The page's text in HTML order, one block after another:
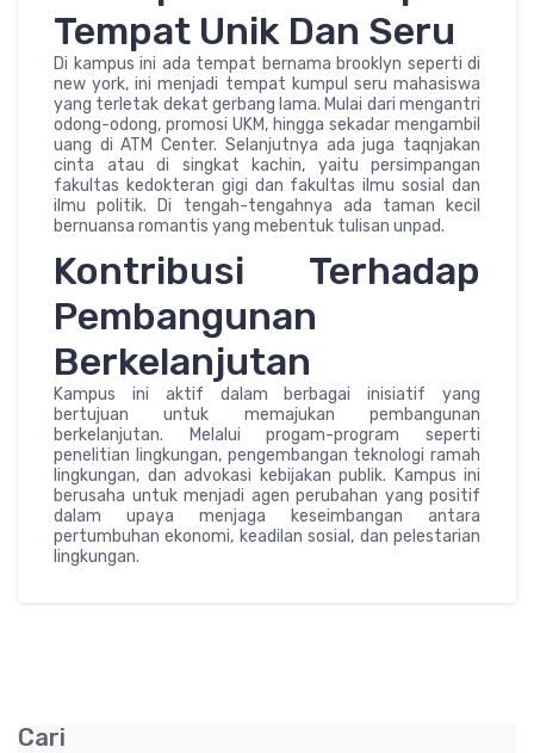
Tempat Unik Dan Seru
Di kampus ini ada tempat bernama brooklyn seperti di
new york, ini menjadi tempat kumpul seru mahasiswa
yang terletak dekat gerbang lama. Mulai dari mengantri
odong-odong, promosi UKM, hingga sekadar mengambil
uang di ATM Center. Selanjutnya ada juga taqnjakan
cinta atau di singkat kachin, yaitu persimpangan
fakultas kedokteran gigi dan fakultas ilmu sosial dan
ilmu politik. Di tengah-tengahnya ada taman kecil
bernuansa romantis yang mebentuk tulisan unpad.
Kontribusi Terhadap
Pembangunan
Berkelanjutan
Kampus ini aktif dalam berbagai inisiatif yang
bertujuan untuk memajukan pembangunan
berkelanjutan. Melalui progam-program seperti
penelitian lingkungan, pengembangan teknologi ramah
lingkungan, dan advokasi kebijakan publik. Kampus ini
berusaha untuk menjadi agen perubahan yang positif
dalam upaya menjaga keseimbangan antara
pertumbuhan ekonomi, keadilan sosial, dan pelestarian
lingkungan.
Cari